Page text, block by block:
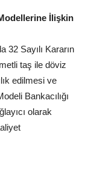
İlişkin
32 Sayılı Kararın
taş ile döviz
edilmesi ve
Bankacılığı
olarak